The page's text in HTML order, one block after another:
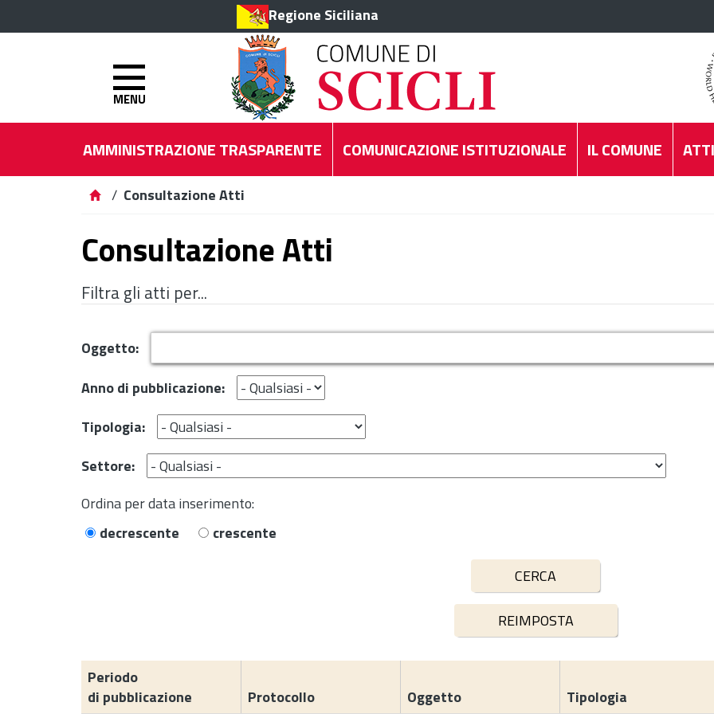
Regione Siciliana
MENU
AMMINISTRAZIONE TRASPARENTE COMUNICAZIONE ISTITUZIONALE IL COMUNE
/ Consultazione Atti
Consultazione Atti
Filtra gli atti per...
Oggetto:
Anno di pubblicazione:
Tipologia:
Settore:
Ordina per data inserimento:
decrescente
crescente
Periodo
di pubblicazione
Protocollo Oggetto Tipologia